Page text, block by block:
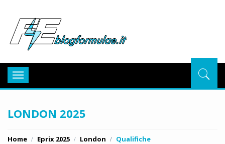
Toggle
navigation
LONDON 2025
Home Eprix 2025 London Qualifiche